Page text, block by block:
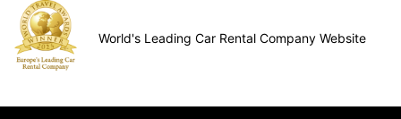
World's Leading Car Rental Company Website